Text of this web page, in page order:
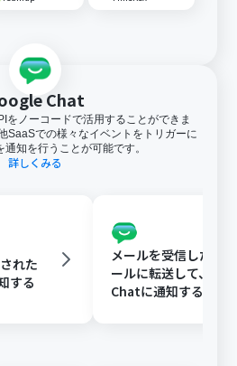
Chat
をノーコードで活用することができま
SaaSでの様々なイベントをトリガーに
知を行うことが可能です。
詳しくみる
れた
する
メールを受信したら
ールに転送して、
Chatに通知する